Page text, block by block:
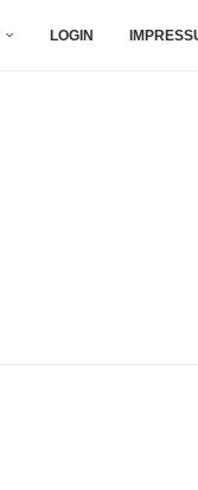
LOGIN